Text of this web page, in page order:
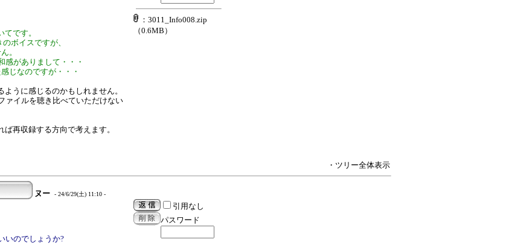
です。
ボイスですが、
。
感がありまして・・・
じなのですが・・・
うに感じるのかもしれません。
ァイルを聴き比べていただけない
再収録する方向で考えます。
：3011_Info008.zip
（0.6MB）
・ツリー全体表示
ヌー - 24/6/29(土) 11:10 -
いのでしょうか?
引用なし
パスワード